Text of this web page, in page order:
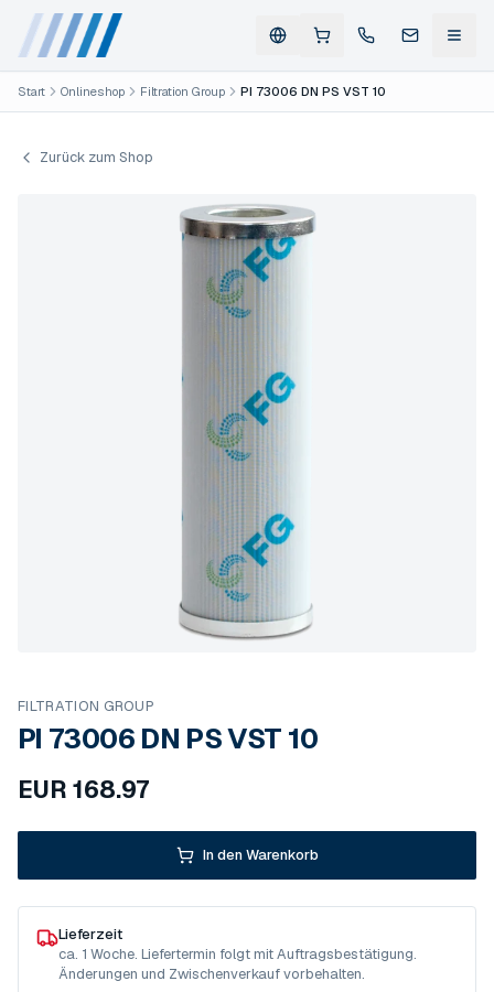
Start Onlineshop Filtration Group PI 73006 DN PS VST 10
Zurück zum Shop
FILTRATION GROUP
PI 73006 DN PS VST 10
EUR 168.97
In den Warenkorb
Lieferzeit
ca. 1 Woche. Liefertermin folgt mit Auftragsbestätigung.
Änderungen und Zwischenverkauf vorbehalten.